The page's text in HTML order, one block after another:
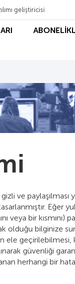
geliştiricisi
ve paylaşılması
Eğer
veya bir kısmını)
olduğu bilginize
ele
güvenliği
herhangi bir